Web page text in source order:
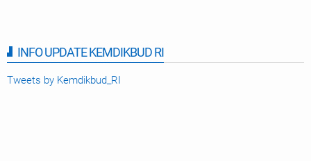
INFO UPDATE KEMDIKBUD RI
Tweets by Kemdikbud_RI